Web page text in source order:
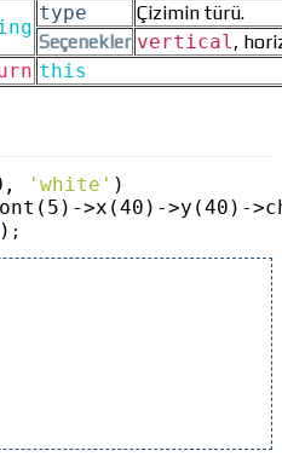
type
Çizimin türü.
Seçenekler vertical,
this
'white' )
->x(40) ->y(40) ->
) ;